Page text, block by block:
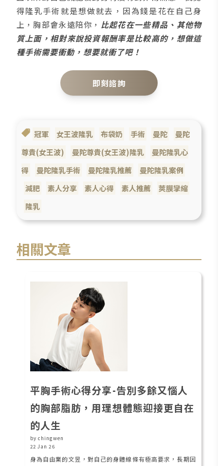
得隆乳手術就是想做就去，因為錢是花在自己身
上，胸部會永遠陪你， 比起花在一些精品、其他物
質上面，相對來說投資報酬率是比較高的，想做這
種手術需要衝動，想要就衝了吧！
即刻諮詢
冠軍 女王波隆乳 布袋奶 手術 曼陀
曼陀
尊貴(女王波)
曼陀尊貴(女王波)隆乳
曼陀隆乳心
得
曼陀隆乳手術 曼陀隆乳推薦
曼陀隆乳案例
減肥
素人分享 素人心得 素人推薦
莢膜攣縮
隆乳
相關文章
平胸手術心得分享-告別多餘又惱人
的胸部脂肪，用理想體態迎接更自在
的人生
by chingwen
22 Jan 26
身為自由業的文昱，對自己的身體線條有極高要求，長期因